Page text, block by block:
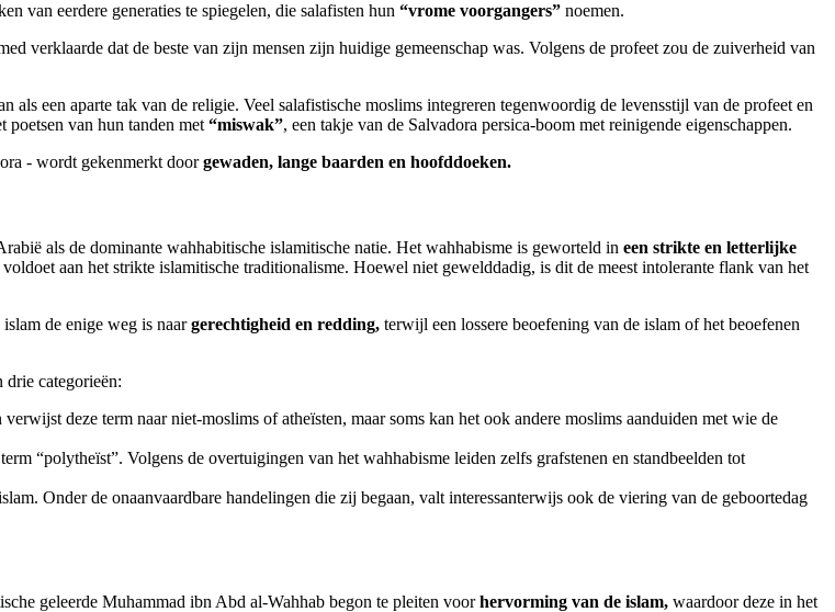
van eerdere generaties te spiegelen, die salafisten hun “vrome voorgangers” noemen.
verklaarde dat de beste van zijn mensen zijn huidige gemeenschap was. Volgens de profeet zou de zuiverheid van
als een aparte tak van de religie. Veel salafistische moslims integreren tegenwoordig de levensstijl van de profeet en
poetsen van hun tanden met “miswak”, een takje van de Salvadora persica-boom met reinigende eigenschappen.
- wordt gekenmerkt doorgewaden, lange baarden en hoofddoeken.
als de dominante wahhabitische islamitische natie. Het wahhabisme is geworteld in een strikte en letterlijke
aan het strikte islamitische traditionalisme. Hoewel niet gewelddadig, is dit de meest intolerante flank van het
de enige weg is naargerechtigheid en redding, terwijl een lossere beoefening van de islam of het beoefenen
drie categorieën:
deze term naar niet-moslims of atheïsten, maar soms kan het ook andere moslims aanduiden met wie de
“polytheïst”. Volgens de overtuigingen van het wahhabisme leiden zelfs grafstenen en standbeelden tot
Onder de onaanvaardbare handelingen die zij begaan, valt interessanterwijs ook de viering van de geboortedag
geleerde Muhammad ibn Abd al-Wahhab begon te pleiten voorhervorming van de islam, waardoor deze in het